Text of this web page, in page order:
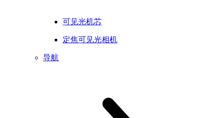
可见光机芯
定焦可见光相机
导航